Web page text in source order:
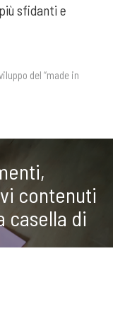
sfidanti e
del “made in
contenuti
casella di